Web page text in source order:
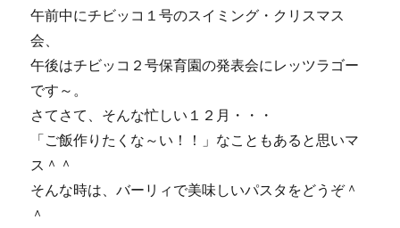
ク
ス
マ
イ
ま
あ
午前中にチビッコ１号のスイミング・クリスマス
会、
午後はチビッコ２号保育園の発表会にレッツラゴー
です～。
さてさて、そんな忙しい１２月・・・
「ご飯作りたくな～い！！」なこともあると思いマ
ス＾＾
そんな時は、バーリィで美味しいパスタをどうぞ＾
＾